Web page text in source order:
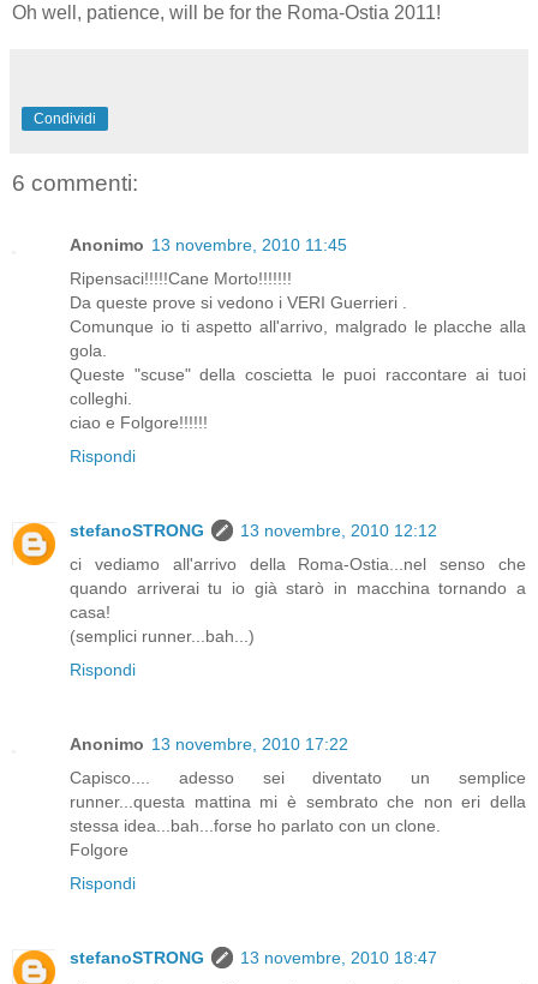
Oh well, patience, will be for the Roma-Ostia 2011!
Condividi
6 commenti:
Anonimo 13 novembre, 2010 11:45
Ripensaci!!!!!Cane Morto!!!!!!!
Da queste prove si vedono i VERI Guerrieri .
Comunque io ti aspetto all'arrivo, malgrado le placche alla
gola.
Queste "scuse" della coscietta le puoi raccontare ai tuoi
colleghi.
ciao e Folgore!!!!!!
Rispondi
stefanoSTRONG
13 novembre, 2010 12:12
ci vediamo all'arrivo della Roma-Ostia...nel senso che
quando arriverai tu io già starò in macchina tornando a
casa!
(semplici runner...bah...)
Rispondi
Anonimo 13 novembre, 2010 17:22
Capisco.... adesso sei diventato un semplice
runner...questa mattina mi è sembrato che non eri della
stessa idea...bah...forse ho parlato con un clone.
Folgore
Rispondi
stefanoSTRONG
13 novembre, 2010 18:47